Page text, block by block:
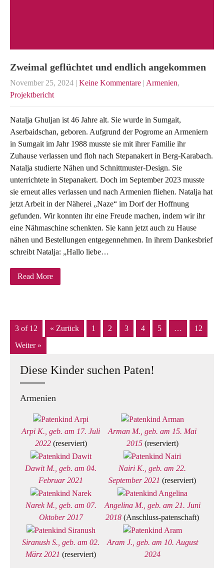
Zweimal geflüchtet und endlich angekommen
November 25, 2024 | Keine Kommentare | Armenien,
Projektbericht
Natalja Ghuljan ist 46 Jahre alt. Sie wurde in Sumgait,
Aserbaidschan, geboren. Aufgrund der Pogrome an Armeniern
in Sumgait im Jahr 1988 musste sie mit ihrer Familie ihr
Zuhause verlassen und floh nach Stepanakert in Berg-Karabach.
Natalja studierte Nähen und Schnittmuster-Design. Sie
unterrichtete in Stepanakert. Doch im September 2023 musste
sie erneut alles verlassen und nach Armenien fliehen. Natalja hat
jetzt Arbeit in der Näherei „Naze“ im Dorf der Hoffnung
gefunden. Wir konnten ihr eine Freude machen, indem wir ihr
eine Nähmaschine schenkten. Sie kann jetzt auch zu Hause
nähen und Bestellungen entgegennehmen. In ihrem Dankesbrief
schreibt Natalja: „Hallo liebe…
Read More
3 of 12 « Zurück 1 2 3 4 5 …
12
Weiter »
Diese Kinder suchen Paten!
Armenien
Arpi K., geb. am 17. Juli
2022(reserviert)
Arman M., geb. am 15. Mai
2015(reserviert)
Dawit M., geb. am 04.
Februar 2021
Nairi K., geb. am 22.
September 2021 (reserviert)
Narek M., geb. am 07.
Oktober 2017
Angelina M., geb. am 21. Juni
2018 (Anschluss-patenschaft)
Siranush S., geb. am 02.
März 2021 (reserviert)
Aram J., geb. am 10. August
2024